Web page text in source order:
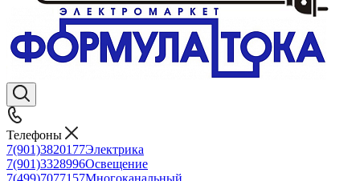
Телефоны
7(901)3820177Электрика
7(901)3328996Освещение